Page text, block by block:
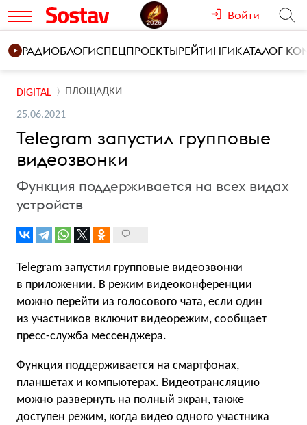
Войти
РАДИОБЛОГИСПЕЦПРОЕКТЫРЕЙТИНГИКАТАЛОГ
DIGITAL ПЛОЩАДКИ
25.06.2021
Telegram запустил групповые
видеозвонки
Функция поддерживается на всех видах
устройств
Telegram запустил групповые видеозвонки
в приложении. В режим видеоконференции
можно перейти из голосового чата, если один
из участников включит видеорежим, сообщает
пресс-служба мессенджера.
Функция поддерживается на смартфонах,
планшетах и компьютерах. Видеотрансляцию
можно развернуть на полный экран, также
доступен режим, когда видео одного участника